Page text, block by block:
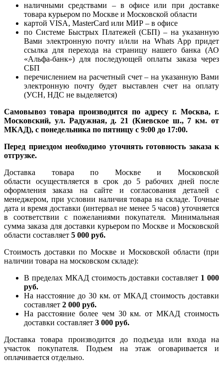
наличными средствами – в офисе или при доставке
товара курьером по Москве и Московской области
картой VISA, MasterCard или МИР – в офисе
по Системе Быстрых Платежей (СБП) – на указанную
Вами электронную почту и/или на Whats App придет
ссылка для перехода на страницу нашего банка (АО
«Альфа-банк») для последующей оплаты заказа через
СБП
перечислением на расчетный счет – на указанную Вами
электронную почту будет выставлен счет на оплату
(УСН, НДС не выделяется)
Самовывоз товара производится по адресу г. Москва, г.
Московский, ул. Радужная, д. 21 (Киевское ш., 7 км. от
МКАД), с понедельника по пятницу с 9:00 до 17:00.
Перед приездом необходимо уточнять готовность заказа к
отгрузке.
Доставка товара по Москве и Московской
области осуществляется в срок до 5 рабочих дней после
оформления заказа на сайте и согласования деталей с
менеджером, при условии наличия товара на складе. Точные
дата и время доставки (интервал не менее 5 часов) уточняется
в соответствии с пожеланиями покупателя. Минимальная
сумма заказа для доставки курьером по Москве и Московской
области составляет 5 000 руб.
Стоимость доставки по Москве и Московской области (при
наличии товара на московском складе):
В пределах МКАД стоимость доставки составляет 1 000
руб.
На насcтояние до 30 км. от МКАД стоимость доставки
составляет 2 000 руб.
На расстояние более чем 30 км. от МКАД стоимость
доставки составляет 3 000 руб.
Доставка товара производится до подъезда или входа на
участок покупателя. Подъем на этаж оговаривается и
оплачивается отдельно.